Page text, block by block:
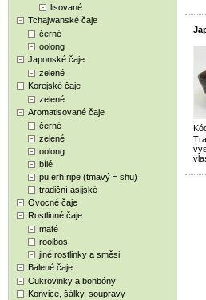
lisované
Tchajwanské čaje
černé
oolong
Japonské čaje
zelené
Korejské čaje
zelené
Aromatisované čaje
černé
zelené
oolong
bílé
pu erh ripe (tmavý = shu)
tradiční asijské
Ovocné čaje
Rostlinné čaje
maté
rooibos
jiné rostlinky a směsi
Balené čaje
Cukrovinky a bonbóny
Konvice, šálky, soupravy